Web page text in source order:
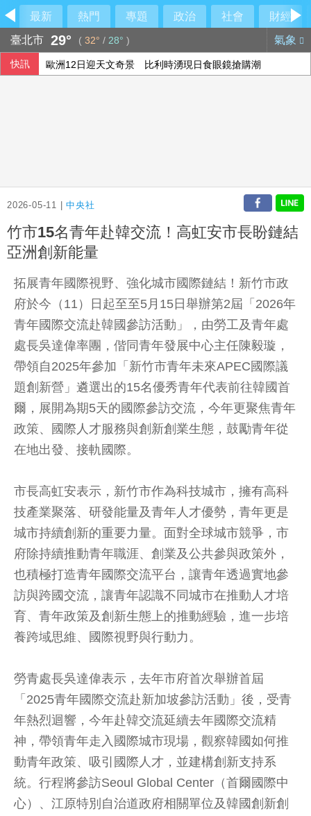
最新 熱門 專題 政治 社會
財經
臺北市 29° ( 32° / 28° ) 氣象
快訊 歐洲12日迎天文奇景 比利時湧現日食眼鏡搶購潮
2026-05-11 |中央社
竹市15名青年赴韓交流！高虹安市長盼鏈結
亞洲創新能量
拓展青年國際視野、強化城市國際鏈結！新竹市政
府於今（11）日起至至5月15日舉辦第2屆「2026年
青年國際交流赴韓國參訪活動」，由勞工及青年處
處長吳達偉率團，偕同青年發展中心主任陳毅璇，
帶領自2025年參加「新竹市青年未來APEC國際議
題創新營」遴選出的15名優秀青年代表前往韓國首
爾，展開為期5天的國際參訪交流，今年更聚焦青年
政策、國際人才服務與創新創業生態，鼓勵青年從
在地出發、接軌國際。
市長高虹安表示，新竹市作為科技城市，擁有高科
技產業聚落、研發能量及青年人才優勢，青年更是
城市持續創新的重要力量。面對全球城市競爭，市
府除持續推動青年職涯、創業及公共參與政策外，
也積極打造青年國際交流平台，讓青年透過實地參
訪與跨國交流，讓青年認識不同城市在推動人才培
育、青年政策及創新生態上的推動經驗，進一步培
養跨域思維、國際視野與行動力。
勞青處長吳達偉表示，去年市府首次舉辦首屆
「2025青年國際交流赴新加坡參訪活動」後，受青
年熱烈迴響，今年赴韓交流延續去年國際交流精
神，帶領青年走入國際城市現場，觀察韓國如何推
動青年政策、吸引國際人才，並建構創新支持系
統。行程將參訪Seoul Global Center（首爾國際中
心）、江原特別自治道政府相關單位及韓國創新創